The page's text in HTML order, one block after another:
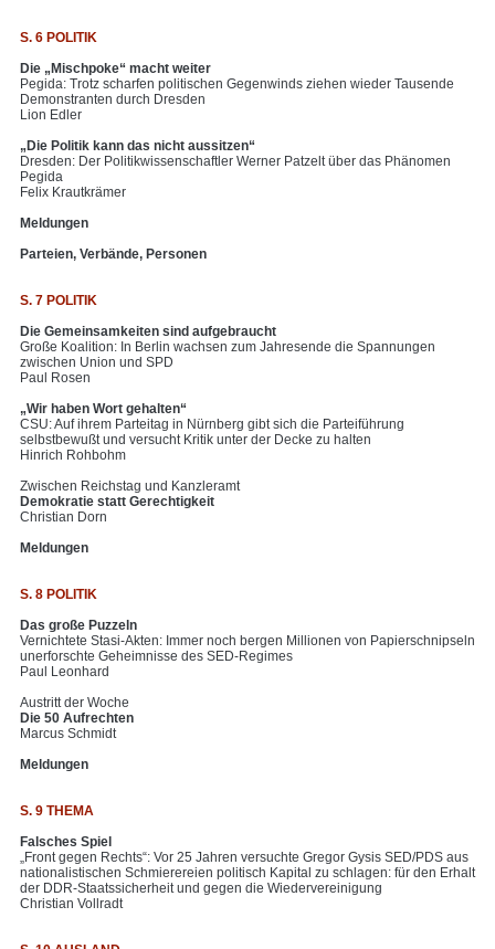
S. 6 POLITIK
Die „Mischpoke“ macht weiter
Pegida: Trotz scharfen politischen Gegenwinds ziehen wieder Tausende
Demonstranten durch Dresden
Lion Edler
„Die Politik kann das nicht aussitzen“
Dresden: Der Politikwissenschaftler Werner Patzelt über das Phänomen
Pegida
Felix Krautkrämer
Meldungen
Parteien, Verbände, Personen
S. 7 POLITIK
Die Gemeinsamkeiten sind aufgebraucht
Große Koalition: In Berlin wachsen zum Jahresende die Spannungen
zwischen Union und SPD
Paul Rosen
„Wir haben Wort gehalten“
CSU: Auf ihrem Parteitag in Nürnberg gibt sich die Parteiführung
selbstbewußt und versucht Kritik unter der Decke zu halten
Hinrich Rohbohm
Zwischen Reichstag und Kanzleramt
Demokratie statt Gerechtigkeit
Christian Dorn
Meldungen
S. 8 POLITIK
Das große Puzzeln
Vernichtete Stasi-Akten: Immer noch bergen Millionen von Papierschnipseln
unerforschte Geheimnisse des SED-Regimes
Paul Leonhard
Austritt der Woche
Die 50 Aufrechten
Marcus Schmidt
Meldungen
S. 9 THEMA
Falsches Spiel
„Front gegen Rechts“: Vor 25 Jahren versuchte Gregor Gysis SED/PDS aus
nationalistischen Schmierereien politisch Kapital zu schlagen: für den Erhalt
der DDR-Staatssicherheit und gegen die Wiedervereinigung
Christian Vollradt